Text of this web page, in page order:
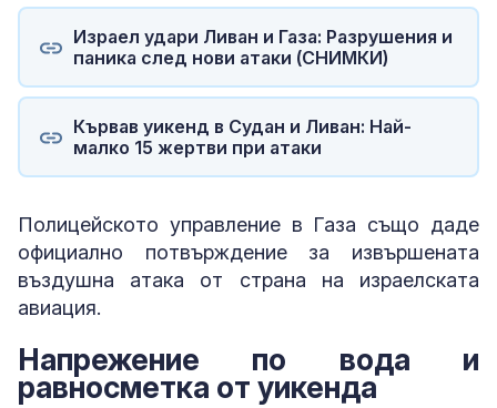
Израел удари Ливан и Газа: Разрушения и
паника след нови атаки (СНИМКИ)
Кървав уикенд в Судан и Ливан: Най-
малко 15 жертви при атаки
Полицейското управление в Газа също даде
официално потвърждение за извършената
въздушна атака от страна на израелската
авиация.
Напрежение по вода и
равносметка от уикенда